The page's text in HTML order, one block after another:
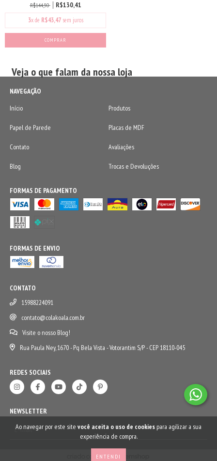
Ao navegar por este site você aceita o uso de cookies para agilizar a sua
experiência de compra.
ENTENDI
R$144,90 R$130,41
3x de R$43,47sem juros
Veja o que falam da nossa loja
NAVEGAÇÃO
Início
Produtos
Papel de Parede Placas de MDF
Contato Avaliações
Blog Trocas e Devoluções
FORMAS DE PAGAMENTO
FORMAS DE ENVIO
CONTATO
15988224091
contato@colakoala.com.br
Visite o nosso Blog!
Rua Paula Ney, 1670 - Pq Bela Vista - Votorantim S/P - CEP 18110-045
REDES SOCIAIS
NEWSLETTER